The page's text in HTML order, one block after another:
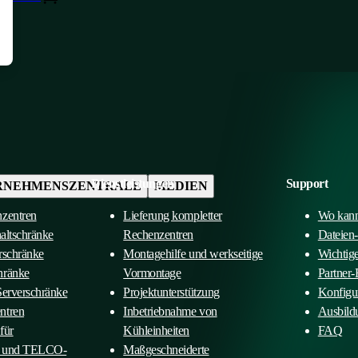
MEDIEN
und TELCO-
Dienstleistungen
Lieferung kompletter
Rechenzentren
Montagehilfe und werkseitige
Vormontage
Projektunterstützung
Inbetriebnahme von
Kühleinheiten
Maßgeschneiderte
Support
Wo
FAQ